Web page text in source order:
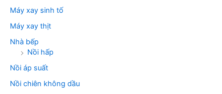
Máy xay sinh tố
Máy xay thịt
Nhà bếp
Nồi hấp
Nồi áp suất
Nồi chiên không dầu